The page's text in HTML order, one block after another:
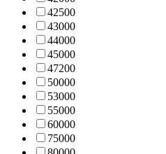
42500
43000
44000
45000
47200
50000
53000
55000
60000
75000